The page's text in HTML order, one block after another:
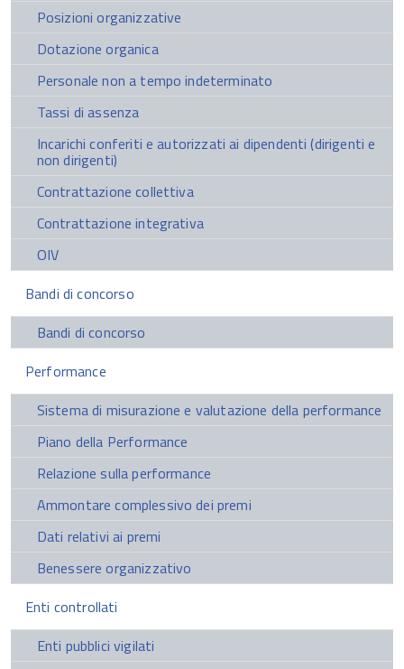
Posizioni organizzative
Dotazione organica
Personale non a tempo indeterminato
Tassi di assenza
Incarichi conferiti e autorizzati ai dipendenti (dirigenti e
non dirigenti)
Contrattazione collettiva
Contrattazione integrativa
OIV
Bandi di concorso
Bandi di concorso
Performance
Sistema di misurazione e valutazione della performance
Piano della Performance
Relazione sulla performance
Ammontare complessivo dei premi
Dati relativi ai premi
Benessere organizzativo
Enti controllati
Enti pubblici vigilati